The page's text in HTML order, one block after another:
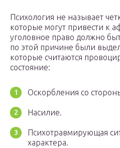
Психология не называет
которые могут привести к
уголовное право должно
по этой причине были
которые считаются
состояние:
Оскорбления со
Насилие.
Психотравмирующая
характера.